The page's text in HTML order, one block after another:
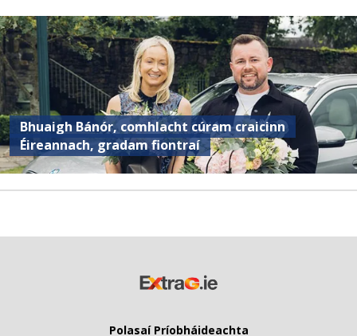
Bhuaigh Bánór, comhlacht cúram craicinn
Éireannach, gradam fiontraí
Polasaí Príobháideachta